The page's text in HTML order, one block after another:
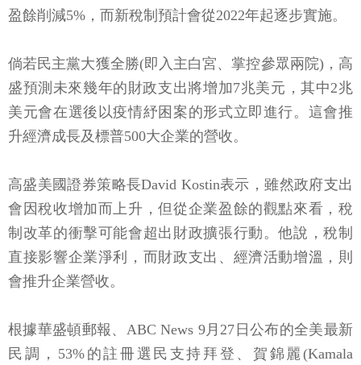
盈餘削減5%，而新稅制預計會從2022年起逐步實施。
倘若民主黨大獲全勝(即入主白宮、掌控參眾兩院)，高
盛預測未來幾年的財政支出將增加7兆美元，其中2兆
美元會在選後以疫情紓困案的形式立即進行。這會推
升經濟成長及標普500大企業的營收。
高盛美國證券策略長David Kostin表示，雖然政府支出
會因稅收增加而上升，但從企業盈餘的觀點來看，稅
制改革的衝擊可能會超出財政擴張行動。他說，稅制
直接影響企業淨利，而財政支出、經濟活動增溫，則
會推升企業營收。
根據華盛頓郵報、ABC News 9月27日公布的全美最新
民調，53%的註冊選民支持拜登、賀錦麗(Kamala